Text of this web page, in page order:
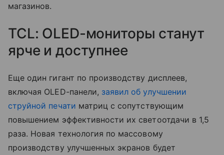
магазинов.
TCL: OLED-мониторы станут
ярче и доступнее
Еще один гигант по производству дисплеев,
включая OLED-панели, заявил об улучшении
струйной печати матриц с сопутствующим
повышением эффективности их светоотдачи в 1,5
раза. Новая технология по массовому
производству улучшенных экранов будет